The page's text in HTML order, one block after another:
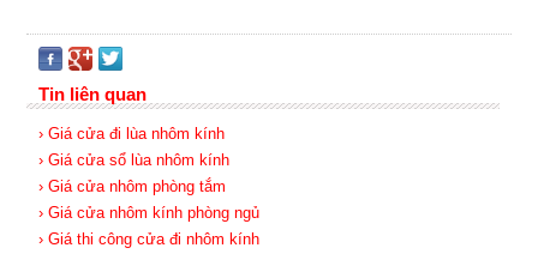
Tin liên quan
› Giá cửa đi lùa nhôm kính
› Giá cửa sổ lùa nhôm kính
› Giá cửa nhôm phòng tắm
› Giá cửa nhôm kính phòng ngủ
› Giá thi công cửa đi nhôm kính